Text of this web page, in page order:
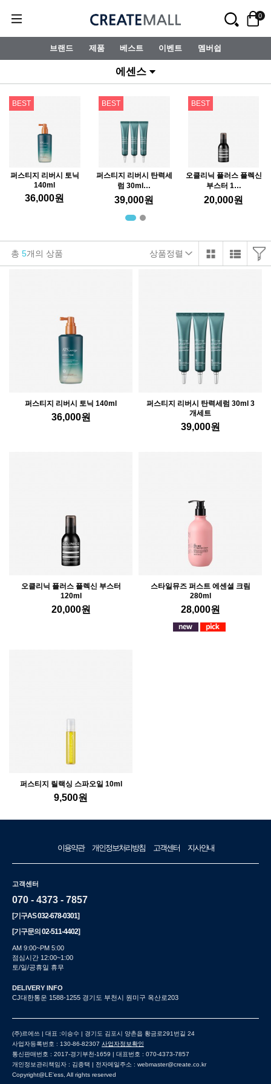
0
브랜드 제품 베스트 이벤트 멤버쉽
에센스
BEST
퍼스티지 리버시 토닉
140ml
36,000원
BEST
퍼스티지 리버시 탄력세
럼 30ml…
39,000원
BEST
오클리닉 플러스 플렉신
부스터 1…
20,000원
총 5개의 상품 상품정렬
퍼스티지 리버시 토닉 140ml
36,000원
퍼스티지 리버시 탄력세럼 30ml 3
개세트
39,000원
오클리닉 플러스 플렉신 부스터
120ml
20,000원
스타일뮤즈 퍼스트 에센셜 크림
280ml
28,000원
퍼스티지 릴랙싱 스파오일 10ml
9,500원
이용약관 개인정보처리방침 고객센터 지사안내
고객센터
070 - 4373 - 7857
[기구AS032-678-0301]
[기구문의02-511-4402]
AM 9:00~PM 5:00
점심시간 12:00~1:00
토/일/공휴일 휴무
DELIVERY INFO
CJ대한통운 1588-1255 경기도 부천시 원미구 옥산로203
(주)르에쓰 | 대표 :이승수 | 경기도 김포시 양촌읍 황금로291번길 24
사업자등록번호 : 130-86-82307 사업자정보확인
통신판매번호 : 2017-경기부천-1659 | 대표번호 : 070-4373-7857
개인정보관리책임자 : 김종택 | 전자메일주소 : webmaster@create.co.kr
Copyright@LE'ess, All rights reserved